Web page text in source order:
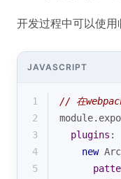
开发过程中可以使用
JAVASCRIPT
1
// 在
2
module
3
plugins :
4
new
5